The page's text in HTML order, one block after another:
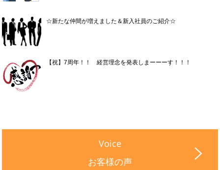
☆新たな仲間が増えました＆新入社員のご紹介☆
【祝】7周年！！ 経営理念を発表しまーーーす！！！
Voice
お客様の声